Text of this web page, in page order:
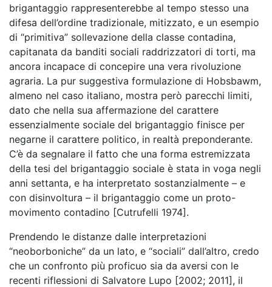
brigantaggio rappresenterebbe al tempo stesso una
difesa dell’ordine tradizionale, mitizzato, e un esempio
di “primitiva” sollevazione della classe contadina,
capitanata da banditi sociali raddrizzatori di torti, ma
ancora incapace di concepire una vera rivoluzione
agraria. La pur suggestiva formulazione di Hobsbawm,
almeno nel caso italiano, mostra però parecchi limiti,
dato che nella sua affermazione del carattere
essenzialmente sociale del brigantaggio finisce per
negarne il carattere politico, in realtà preponderante.
C’è da segnalare il fatto che una forma estremizzata
della tesi del brigantaggio sociale è stata in voga negli
anni settanta, e ha interpretato sostanzialmente – e
con disinvoltura – il brigantaggio come un proto-
movimento contadino [Cutrufelli 1974].
Prendendo le distanze dalle interpretazioni
“neoborboniche” da un lato, e “sociali” dall’altro, credo
che un confronto più proficuo sia da aversi con le
recenti riflessioni di Salvatore Lupo [2002; 2011], il